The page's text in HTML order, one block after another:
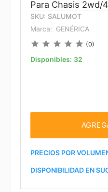
Para Chasis 2wd/
SKU: SALUMOT
Marca: GENÉRICA
star star star star star (0)
Disponibles: 32
PRECIOS POR
DISPONIBILIDAD EN